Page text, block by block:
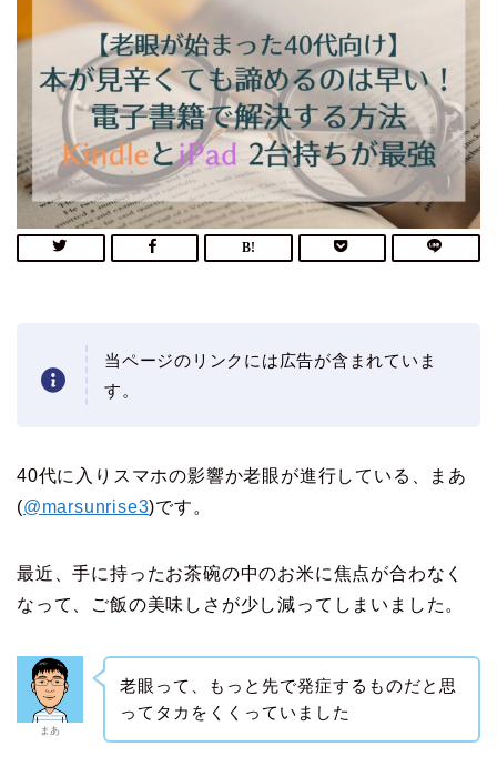
当ページのリンクには広告が含まれていま
す。
40代に入りスマホの影響か老眼が進行している、まあ
(@marsunrise3)です。
最近、手に持ったお茶碗の中のお米に焦点が合わなく
なって、ご飯の美味しさが少し減ってしまいました。
まあ
老眼って、もっと先で発症するものだと思
ってタカをくくっていました